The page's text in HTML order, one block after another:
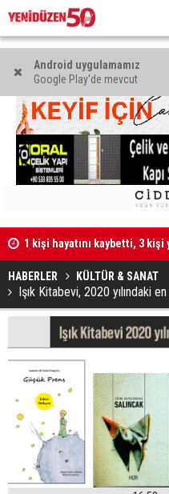
Android uygulamamız
Google Play'de mevcut
1 kişi hayatını kaybetti, 3 kişi
HABERLER KÜLTÜR & SANAT
Işık Kitabevi, 2020 yılındaki